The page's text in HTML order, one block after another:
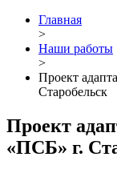
Главная
>
Наши работы
>
Проект
Старобельск
Проект
«ПСБ» г.